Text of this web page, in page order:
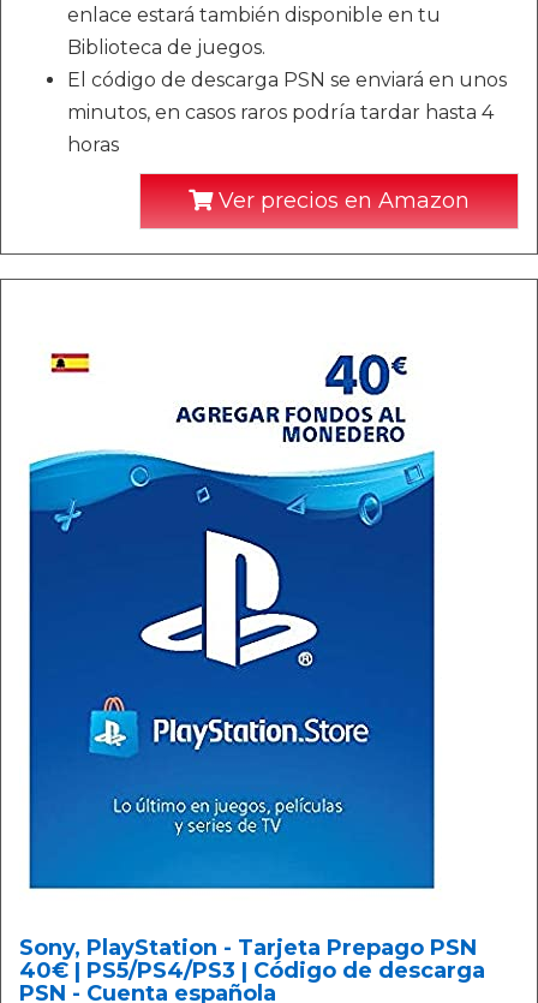
enlace estará también disponible en tu
Biblioteca de juegos.
El código de descarga PSN se enviará en unos
minutos, en casos raros podría tardar hasta 4
horas
Ver precios en Amazon
Sony, PlayStation - Tarjeta Prepago PSN
40€ | PS5/PS4/PS3 | Código de descarga
PSN - Cuenta española